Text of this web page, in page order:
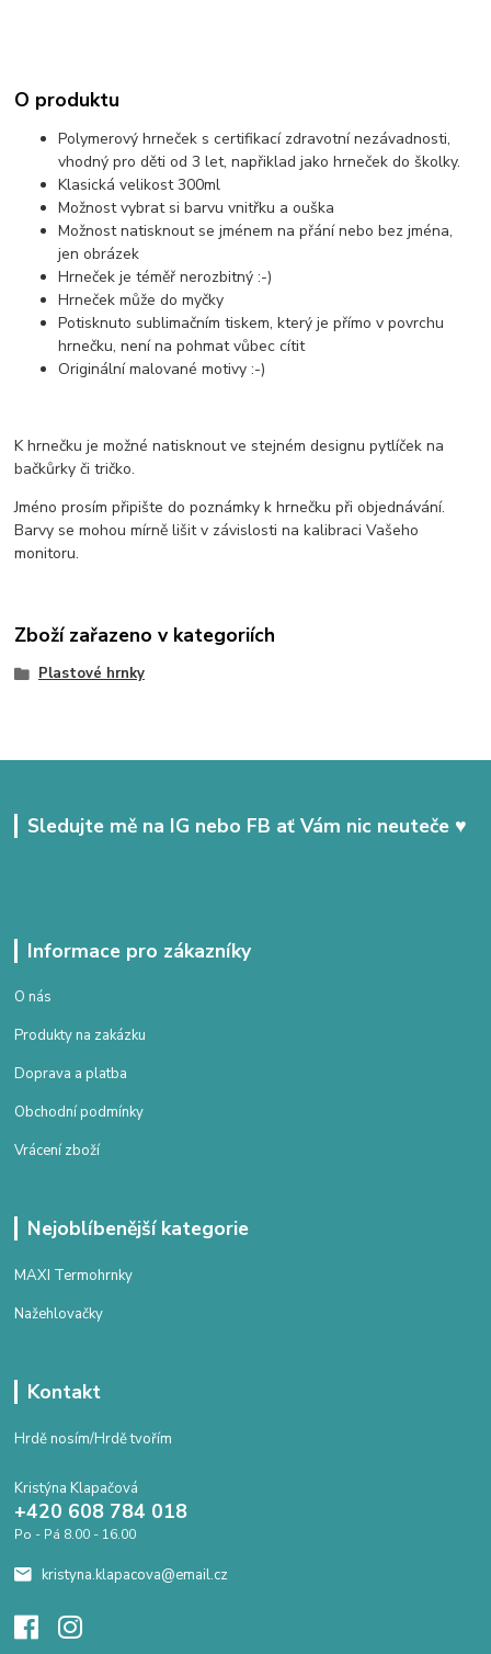
O produktu
Polymerový hrneček s certifikací zdravotní nezávadnosti,
vhodný pro děti od 3 let, napřiklad jako hrneček do školky.
Klasická velikost 300ml
Možnost vybrat si barvu vnitřku a ouška
Možnost natisknout se jménem na přání nebo bez jména,
jen obrázek
Hrneček je téměř nerozbitný :-)
Hrneček může do myčky
Potisknuto sublimačním tiskem, který je přímo v povrchu
hrnečku, není na pohmat vůbec cítit
Originální malované motivy :-)
K hrnečku je možné natisknout ve stejném designu pytlíček na
bačkůrky či tričko.
Jméno prosím připište do poznámky k hrnečku při objednávání.
Barvy se mohou mírně lišit v závislosti na kalibraci Vašeho
monitoru.
Zboží zařazeno v kategoriích
Plastové hrnky
Sledujte mě na IG nebo FB ať Vám nic neuteče ♥
Informace pro zákazníky
O nás
Produkty na zakázku
Doprava a platba
Obchodní podmínky
Vrácení zboží
Nejoblíbenější kategorie
MAXI Termohrnky
Nažehlovačky
Kontakt
Hrdě nosím/Hrdě tvořím
Kristýna Klapačová
+420 608 784 018
Po - Pá 8.00 - 16.00
kristyna.klapacova@email.cz